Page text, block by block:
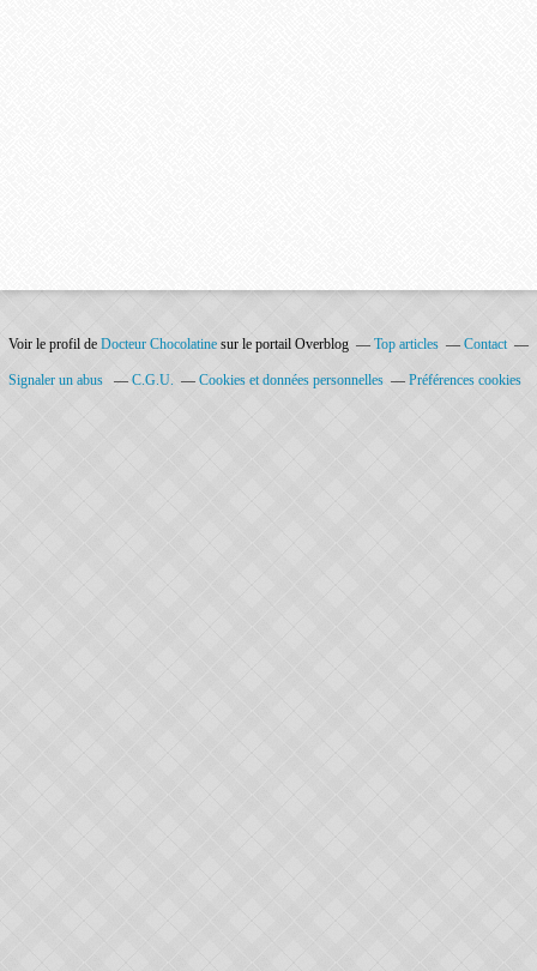
Voir le profil de Docteur Chocolatine sur le portail Overblog Top articles Contact
Signaler un abus C.G.U. Cookies et données personnelles Préférences cookies